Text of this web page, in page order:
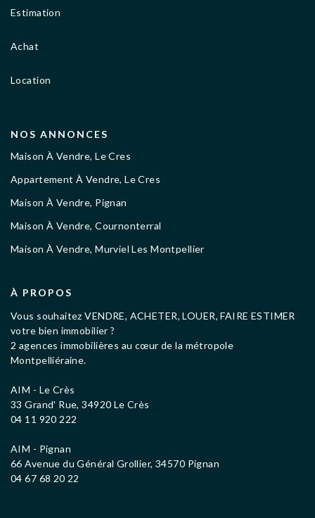
Estimation
Achat
Location
NOS ANNONCES
Maison À Vendre, Le Cres
Appartement À Vendre, Le Cres
Maison À Vendre, Pignan
Maison À Vendre, Cournonterral
Maison À Vendre, Murviel Les Montpellier
À PROPOS
Vous souhaitez VENDRE, ACHETER, LOUER, FAIRE ESTIMER
votre bien immobilier ?
2 agences immobilières au cœur de la métropole
Montpelliéraine.
AIM - Le Crès
33 Grand' Rue, 34920 Le Crès
04 11 920 222
AIM - Pignan
66 Avenue du Général Grollier, 34570 Pignan
04 67 68 20 22